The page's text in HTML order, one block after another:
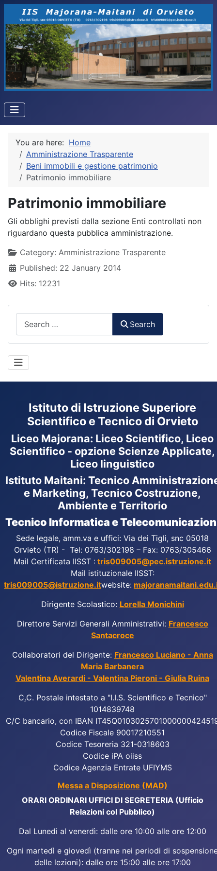
You are here: Home
Amministrazione Trasparente
Beni immobili e gestione patrimonio
Patrimonio immobiliare
Patrimonio immobiliare
Gli obblighi previsti dalla sezione Enti controllati non
riguardano questa pubblica amministrazione.
DetailsCategory: Amministrazione Trasparente
Published: 22 January 2014
Hits: 12231
Search
Istituto di Istruzione Superiore
Scientifico e Tecnico di Orvieto
Liceo Majorana: Liceo Scientifico, Liceo
Scientifico - opzione Scienze Applicate,
Liceo linguistico
Istituto Maitani: Tecnico
e Marketing, Tecnico Costruzione,
Ambiente e Territorio
Tecnico Informatica e
Sede legale, amm.va e uffici: Via dei Tigli, snc 05018
Orvieto (TR) - Tel: 0763/302198 – Fax: 0763/305466
Mail Certificata IISST : tris009005@pec.istruzione.it
Mail istituzionale IISST:
tris009005@istruzione.itwebsite:
Dirigente Scolastico: Lorella Monichini
Direttore Servizi Generali Amministrativi: Francesco
Santacroce
Collaboratori del Dirigente: Francesco Luciano - Anna
Maria Barbanera
Valentina Averardi - Valentina Pieroni - Giulia Ruina
C.C. Postale intestato a "I.I.S. Scientifico e Tecnico"
1014839748
C/C bancario, con IBAN
Codice Fiscale 90017210551
Codice Tesoreria 321-0318603
Codice iPA oiiss
Codice Agenzia Entrate UFIYMS
Messa a Disposizione (MAD)
ORARI ORDINARI UFFICI DI SEGRETERIA (Ufficio
Relazioni col Pubblico)
Dal Lunedì al venerdì: dalle ore 10:00 alle ore 12:00
Ogni martedì e giovedì (tranne nei periodi di
delle lezioni): dalle ore 15:00 alle ore 17:00